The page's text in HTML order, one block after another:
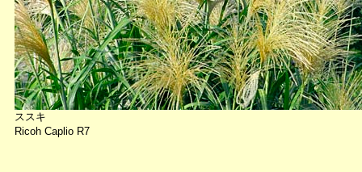
ススキ
Ricoh Caplio R7